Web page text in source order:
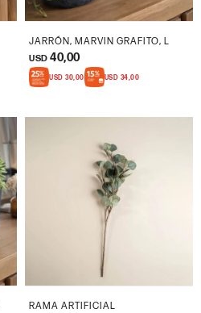
JARRÓN, MARVIN GRAFITO, L
USD 40,00
USD 30,00 USD 34,00
RAMA ARTIFICIAL